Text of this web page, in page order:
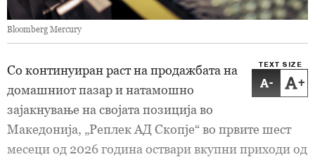
Bloomberg Mercury
TEXT SIZE
- +
Со континуиран раст на продажбата на
домашниот пазар и натамошно
зајакнување на својата позиција во
Македонија, „Реплек АД Скопје“ во првите шест
месеци од 2026 година оствари вкупни приходи од